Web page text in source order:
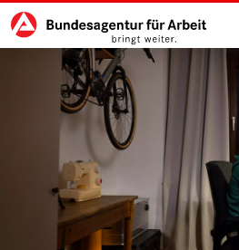
zu den Hauptinhalten springen
Hauptnavigation